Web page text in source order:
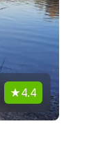
4.4